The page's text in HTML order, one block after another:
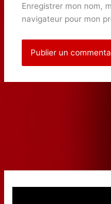
Enregistrer mon nom,
navigateur pour mon